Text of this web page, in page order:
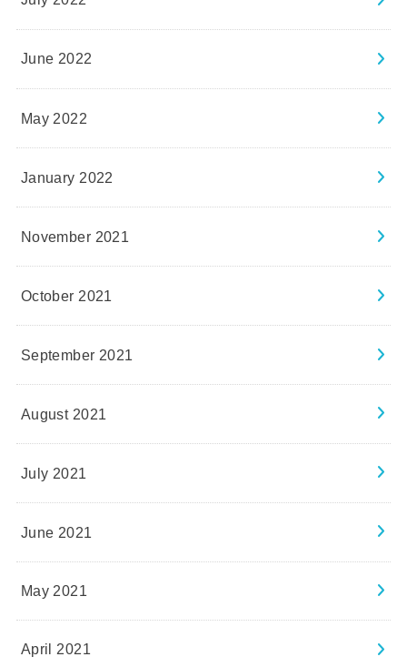
June 2022
May 2022
January 2022
November 2021
October 2021
September 2021
August 2021
July 2021
June 2021
May 2021
April 2021